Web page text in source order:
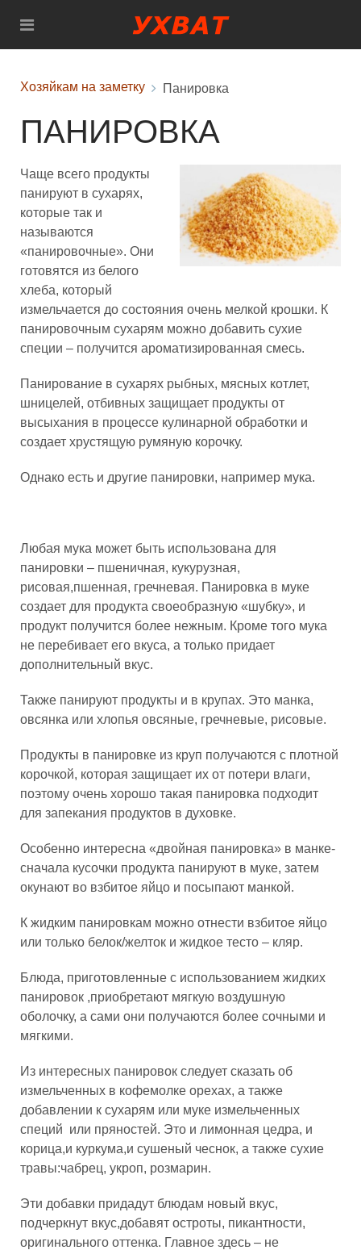
Хозяйкам на заметку Панировка
ПАНИРОВКА
Чаще всего продукты
панируют в сухарях,
которые так и
называются
«панировочные». Они
готовятся из белого
хлеба, который
измельчается до состояния очень мелкой крошки. К
панировочным сухарям можно добавить сухие
специи – получится ароматизированная смесь.
Панирование в сухарях рыбных, мясных котлет,
шницелей, отбивных защищает продукты от
высыхания в процессе кулинарной обработки и
создает хрустящую румяную корочку.
Однако есть и другие панировки, например мука.
Любая мука может быть использована для
панировки – пшеничная, кукурузная,
рисовая,пшенная, гречневая. Панировка в муке
создает для продукта своеобразную «шубку», и
продукт получится более нежным. Кроме того мука
не перебивает его вкуса, а только придает
дополнительный вкус.
Также панируют продукты и в крупах. Это манка,
овсянка или хлопья овсяные, гречневые, рисовые.
Продукты в панировке из круп получаются с плотной
корочкой, которая защищает их от потери влаги,
поэтому очень хорошо такая панировка подходит
для запекания продуктов в духовке.
Особенно интересна «двойная панировка» в манке-
сначала кусочки продукта панируют в муке, затем
окунают во взбитое яйцо и посыпают манкой.
К жидким панировкам можно отнести взбитое яйцо
или только белок/желток и жидкое тесто – кляр.
Блюда, приготовленные с использованием жидких
панировок ,приобретают мягкую воздушную
оболочку, а сами они получаются более сочными и
мягкими.
Из интересных панировок следует сказать об
измельченных в кофемолке орехах, а также
добавлении к сухарям или муке измельченных
специй или пряностей. Это и лимонная цедра, и
корица,и куркума,и сушеный чеснок, а также сухие
травы:чабрец, укроп, розмарин.
Эти добавки придадут блюдам новый вкус,
подчеркнут вкус,добавят остроты, пикантности,
оригинального оттенка. Главное здесь – не